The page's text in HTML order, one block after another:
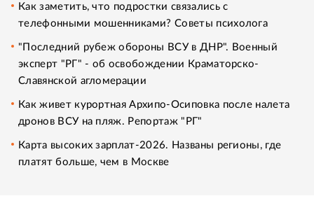
Как заметить, что подростки связались с
телефонными мошенниками? Советы психолога
"Последний рубеж обороны ВСУ в ДНР". Военный
эксперт "РГ" - об освобождении Краматорско-
Славянской агломерации
Как живет курортная Архипо-Осиповка после налета
дронов ВСУ на пляж. Репортаж "РГ"
Карта высоких зарплат-2026. Названы регионы, где
платят больше, чем в Москве